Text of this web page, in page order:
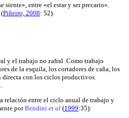
entre «el estar y ser precario».
(Piñeiro, 2008: 52).
y el trabajo no zafral. Como trabajo
de la esquila, los cortadores de caña, los
con los ciclos productivos.
relación entre el ciclo anual de trabajo y
porBendini et al (1999:35):